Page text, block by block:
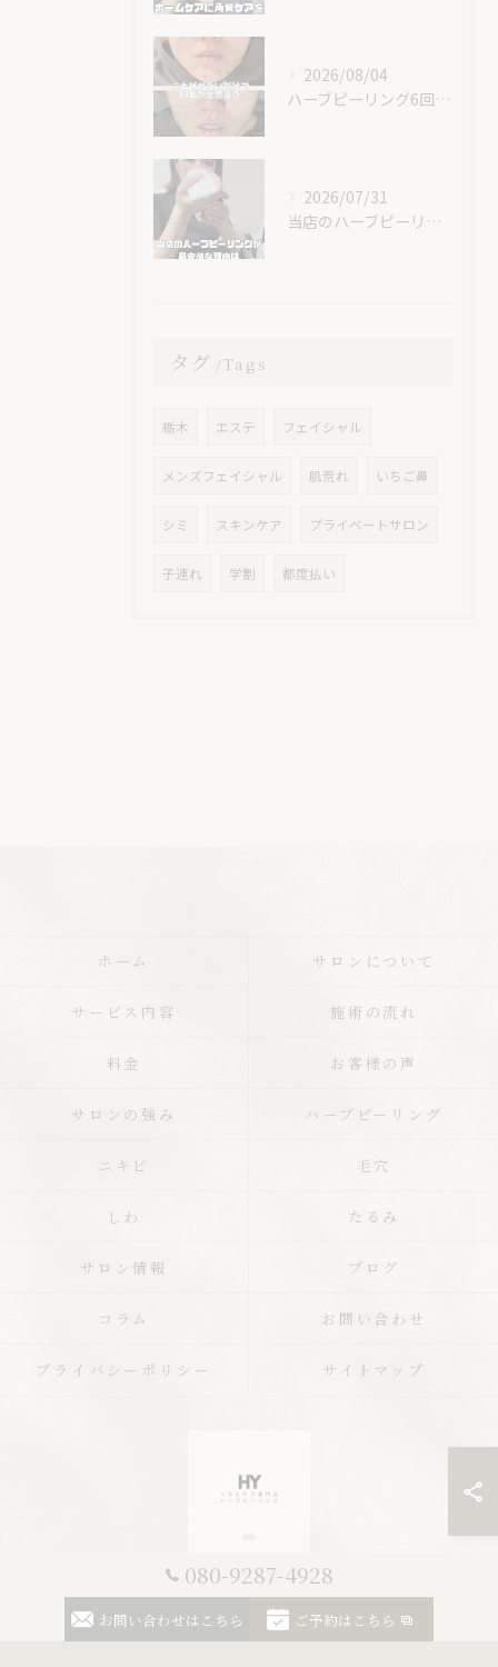
2026/08/04
ハーブピーリング6回での素晴らしい変化です！
2026/07/31
当店のハーブピーリングが最安値な理由🌿
タグ Tags
栃木 エステ フェイシャル
メンズフェイシャル 肌荒れ いちご鼻
シミ スキンケア プライベートサロン
子連れ 学割 都度払い
080-9287-4928
お問い合わせはこちら ご予約はこちら
ホーム サロンについて
サービス内容 施術の流れ
料金 お客様の声
サロンの強み ハーブピーリング
ニキビ 毛穴
しわ たるみ
サロン情報 ブログ
コラム お問い合わせ
プライバシーポリシー サイトマップ
© 2026 栃木のエステならニキビケア専門店 ハーブピーリングHY ALL RIGHTS
RESERVED.